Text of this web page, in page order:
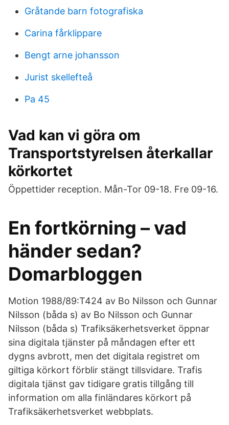
Gråtande barn fotografiska
Carina fårklippare
Bengt arne johansson
Jurist skellefteå
Pa 45
Vad kan vi göra om
Transportstyrelsen återkallar
körkortet
Öppettider reception. Mån-Tor 09-18. Fre 09-16.
En fortkörning – vad
händer sedan?
Domarbloggen
Motion 1988/89:T424 av Bo Nilsson och Gunnar
Nilsson (båda s) av Bo Nilsson och Gunnar
Nilsson (båda s) Trafiksäkerhetsverket öppnar
sina digitala tjänster på måndagen efter ett
dygns avbrott, men det digitala registret om
giltiga körkort förblir stängt tillsvidare. Trafis
digitala tjänst gav tidigare gratis tillgång till
information om alla finländares körkort på
Trafiksäkerhetsverket webbplats.